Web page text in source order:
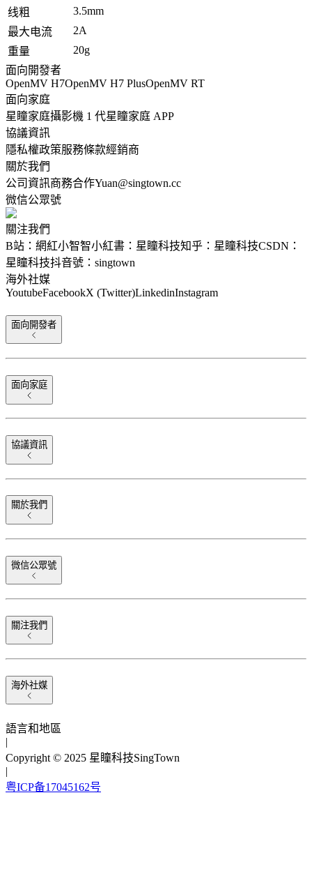
线粗
3.5mm
最大电流
2A
重量
20g
面向開發者
OpenMV H7OpenMV H7 PlusOpenMV RT
面向家庭
星瞳家庭攝影機 1 代星瞳家庭 APP
協議資訊
隱私權政策服務條款經銷商
關於我們
公司資訊商務合作Yuan@singtown.cc
微信公眾號
關注我們
B站：網紅小智智小紅書：星瞳科技知乎：星瞳科技CSDN：
星瞳科技抖音號：singtown
海外社媒
YoutubeFacebookX (Twitter)LinkedinInstagram
面向開發者
面向家庭
協議資訊
關於我們
微信公眾號
關注我們
海外社媒
語言和地區
|
Copyright © 2025 星瞳科技SingTown
|
粤ICP备17045162号